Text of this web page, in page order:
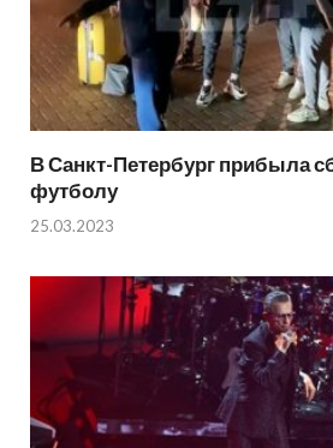
В Санкт-Петербург прибыла
футболу
25.03.2023